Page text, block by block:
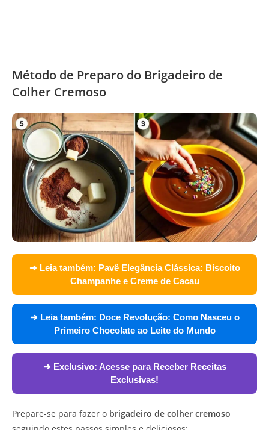
Método de Preparo do Brigadeiro de
Colher Cremoso
➜ Leia também: Pavê Elegância Clássica: Biscoito
Champanhe e Creme de Cacau
➜ Leia também: Doce Revolução: Como Nasceu o
Primeiro Chocolate ao Leite do Mundo
➜ Exclusivo: Acesse para Receber Receitas
Exclusivas!
Prepare-se para fazer o brigadeiro de colher cremoso